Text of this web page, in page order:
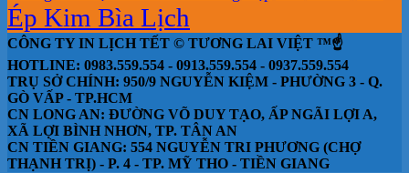
Ép Kim Bìa Lịch
CÔNG TY IN LỊCH TẾT © TƯƠNG LAI VIỆT ™☝️
HOTLINE: 0983.559.554 - 0913.559.554 - 0937.559.554
TRỤ SỞ CHÍNH: 950/9 NGUYỄN KIỆM - PHƯỜNG 3 - Q.
GÒ VẤP - TP.HCM
CN LONG AN: ĐƯỜNG VÕ DUY TẠO, ẤP NGÃI LỢI A,
XÃ LỢI BÌNH NHƠN, TP. TÂN AN
CN TIỀN GIANG: 554 NGUYỄN TRI PHƯƠNG (CHỢ
THẠNH TRỊ) - P. 4 - TP. MỸ THO - TIỀN GIANG